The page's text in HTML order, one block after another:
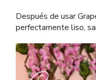
Después de usar
perfectamente liso,
Reproductor
de
vídeo